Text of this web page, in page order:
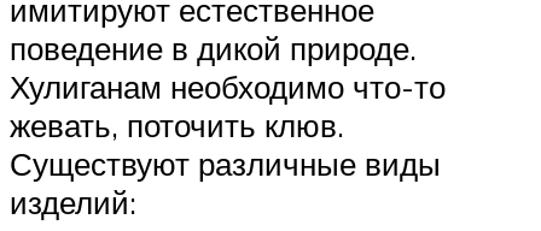
имитируют естественное
поведение в дикой природе.
Хулиганам необходимо что-то
жевать, поточить клюв.
Существуют различные виды
изделий: